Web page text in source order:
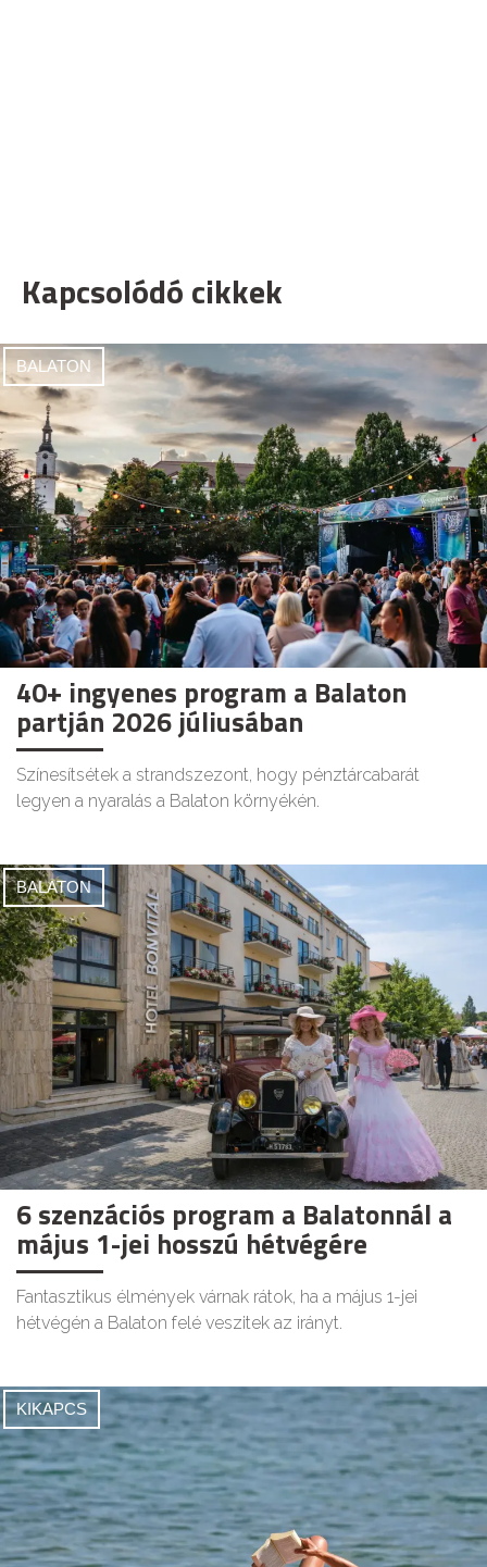
Kapcsolódó cikkek
BALATON
40+ ingyenes program a Balaton
partján 2026 júliusában
Színesítsétek a strandszezont, hogy pénztárcabarát
legyen a nyaralás a Balaton környékén.
BALATON
6 szenzációs program a Balatonnál a
május 1-jei hosszú hétvégére
Fantasztikus élmények várnak rátok, ha a május 1-jei
hétvégén a Balaton felé veszitek az irányt.
KIKAPCS